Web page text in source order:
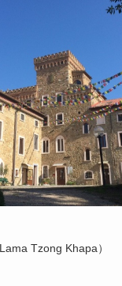
Tzong Khapa）